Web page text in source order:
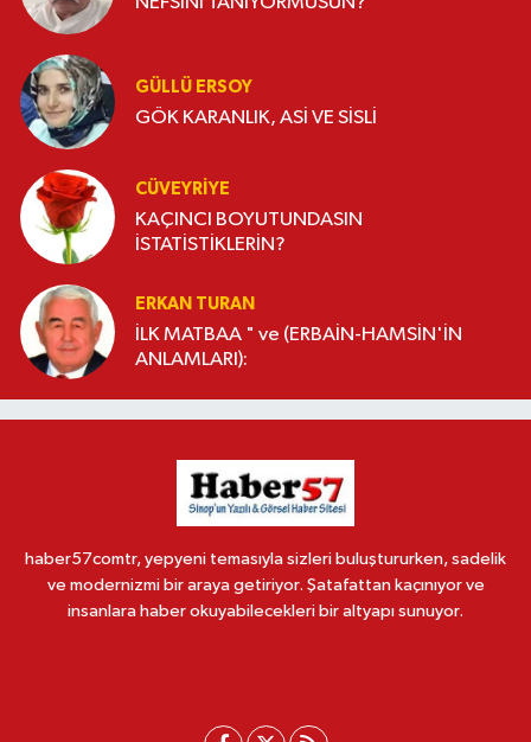
GÜLLÜ ERSOY
GÖK KARANLIK, ASİ VE SİSLİ
CÜVEYRIYE
KAÇINCI BOYUTUNDASIN
İSTATİSTİKLERİN?
ERKAN TURAN
İLK MATBAA " ve (ERBAİN-HAMSİN'İN
ANLAMLARI):
haber57comtr, yepyeni temasıyla sizleri buluştururken, sadelik
ve modernizmi bir araya getiriyor. Şatafattan kaçınıyor ve
insanlara haber okuyabilecekleri bir altyapı sunuyor.